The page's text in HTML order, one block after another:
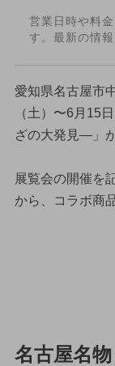
営業日時や料
す。最新の情
愛知県名古屋市
（土）〜6月15
ざの大発見—」
展覧会の開催を
から、コラボ商
名古屋名